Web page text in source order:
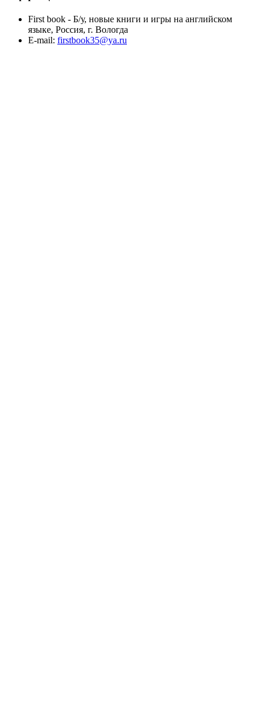
First book - Б/у, новые книги и игры на английском
языке, Россия, г. Вологда
E-mail: firstbook35@ya.ru